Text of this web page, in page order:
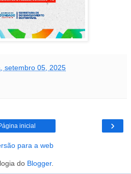
setembro 05, 2025
›
inicial
para a web
do Blogger.